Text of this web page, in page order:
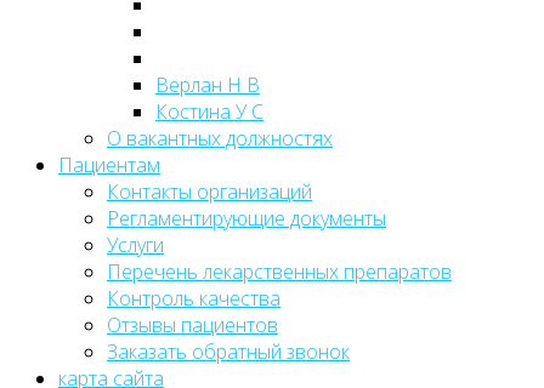
Верлан Н В
Костина У С
О вакантных должностях
Пациентам
Контакты организаций
Регламентирующие документы
Услуги
Перечень лекарственных препаратов
Контроль качества
Отзывы пациентов
Заказать обратный звонок
карта сайта